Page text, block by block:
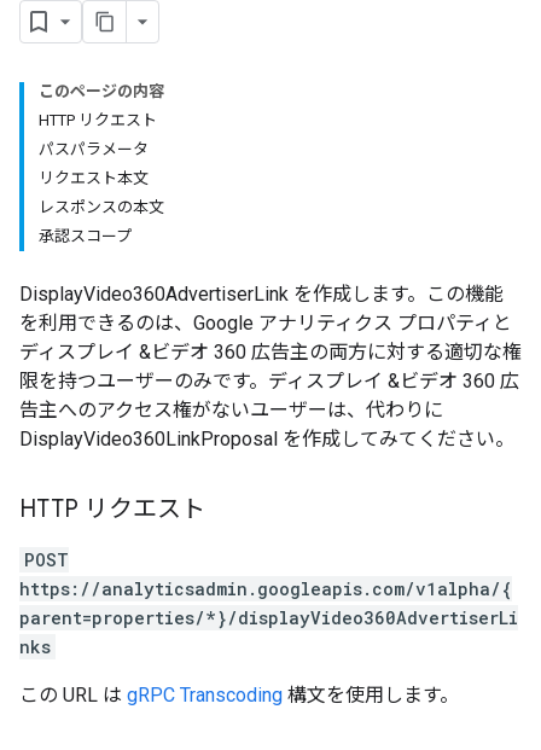
このページの内容
HTTP リクエスト
パスパラメータ
リクエスト本文
レスポンスの本文
承認スコープ
DisplayVideo360AdvertiserLink を作成します。この機能
を利用できるのは、Google アナリティクス プロパティと
ディスプレイ &ビデオ 360 広告主の両方に対する適切な権
限を持つユーザーのみです。ディスプレイ &ビデオ 360 広
告主へのアクセス権がないユーザーは、代わりに
DisplayVideo360LinkProposal を作成してみてください。
HTTP リクエスト
POST
https://analyticsadmin.googleapis.com/v1alpha/{
parent=properties/*}/displayVideo360AdvertiserLi
nks
この URL は gRPC Transcoding 構文を使用します。